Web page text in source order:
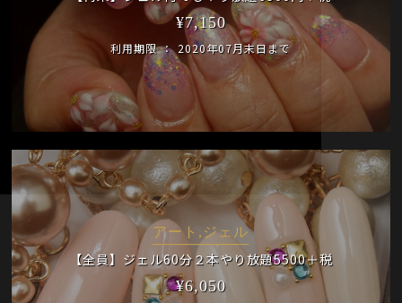
¥7,150
利用期限 2020年07月末日まで
アート,ジェル
【全員】ジェル60分２本やり放題5500＋税
¥6,050